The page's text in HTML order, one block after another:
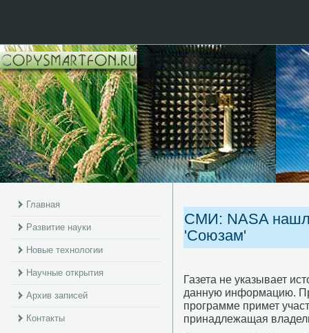
Главная
Развитие науки
Новые технологии
Научные открытия
Архив записей
Контакты
СМИ: NASA
'Союзам'
Газета не указывает
данную информацию.
программе примет
принадлежащая